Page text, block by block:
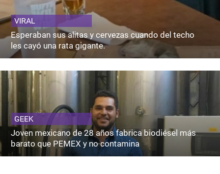
VIRAL
Esperaban sus alitas y cervezas cuando del techo
les cayó una rata gigante.
GEEK
Joven mexicano de 28 años fabrica biodiésel más
barato que PEMEX y no contamina